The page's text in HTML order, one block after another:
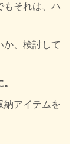
もそれは、ハ
か、検討して
納アイテムを